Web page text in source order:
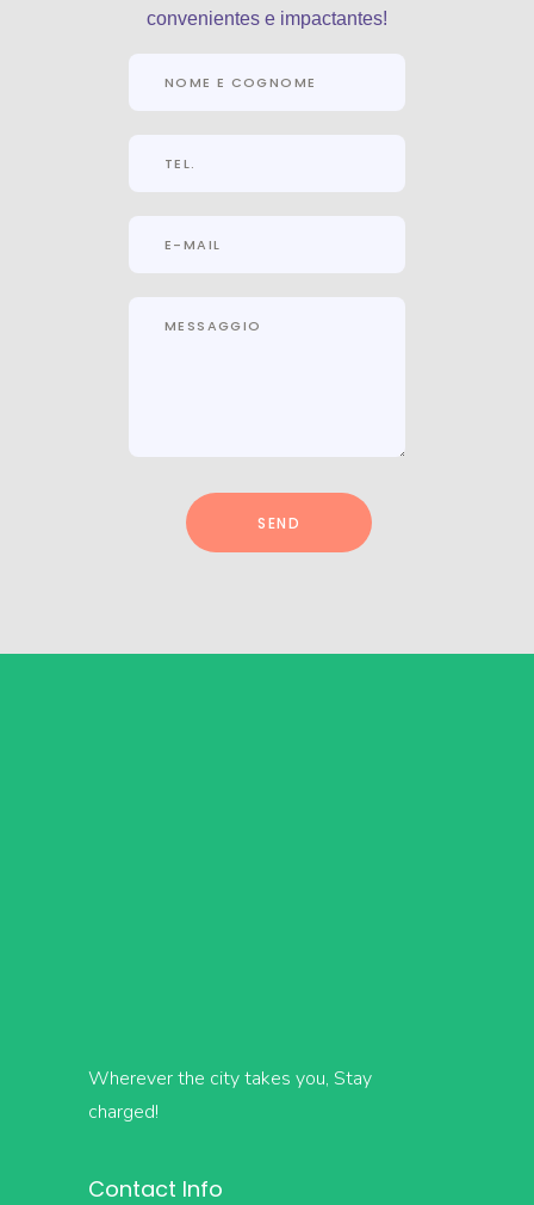
convenientes e impactantes!
Wherever the city takes you, Stay
charged!
Contact Info